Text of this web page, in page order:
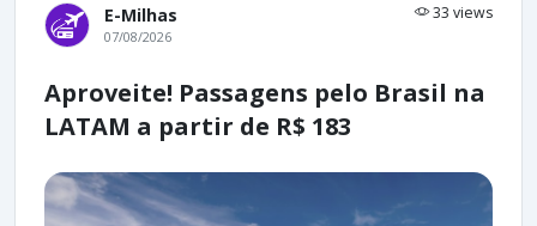
E-Milhas 33 views
07/08/2026
Aproveite! Passagens pelo Brasil na
LATAM a partir de R$ 183